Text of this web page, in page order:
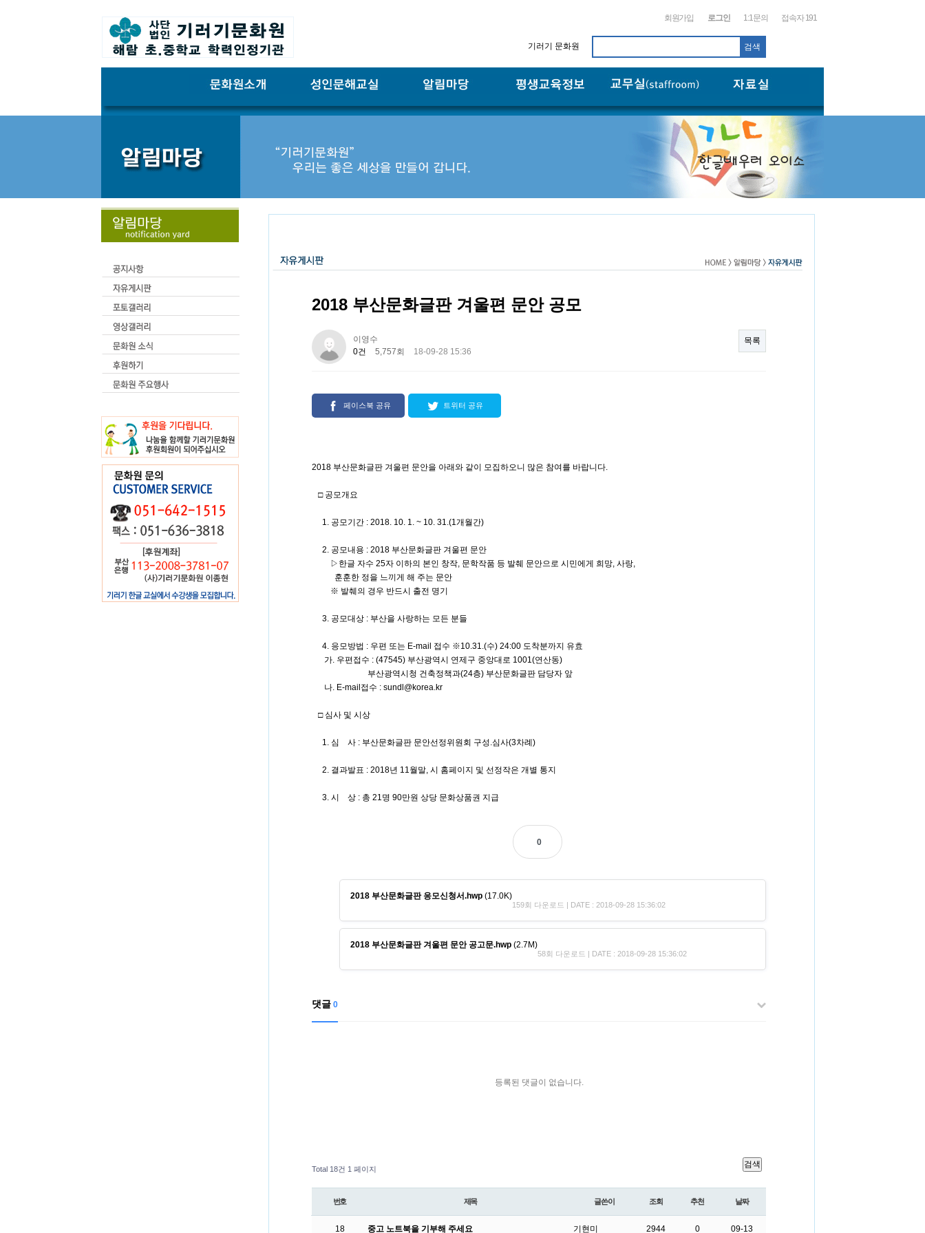
회원가입 로그인 1:1문의 접속자 191
기러기 문화원
2018 부산문화글판 겨울편 문안 공모
이영수
0건
5,757회 18-09-28 15:36
목록
페이스북 공유 트위터 공유
2018 부산문화글판 겨울편 문안을 아래와 같이 모집하오니 많은 참여를 바랍니다.
□ 공모개요
1. 공모기간 : 2018. 10. 1. ~ 10. 31.(1개월간)
2. 공모내용 : 2018 부산문화글판 겨울편 문안
▷한글 자수 25자 이하의 본인 창작, 문학작품 등 발췌 문안으로 시민에게 희망, 사랑,
훈훈한 정을 느끼게 해 주는 문안
※ 발췌의 경우 반드시 출전 명기
3. 공모대상 : 부산을 사랑하는 모든 분들
4. 응모방법 : 우편 또는 E-mail 접수 ※10.31.(수) 24:00 도착분까지 유효
가. 우편접수 : (47545) 부산광역시 연제구 중앙대로 1001(연산동)
부산광역시청 건축정책과(24층) 부산문화글판 담당자 앞
나. E-mail접수 : sundl@korea.kr
□ 심사 및 시상
1. 심 사 : 부산문화글판 문안선정위원회 구성.심사(3차례)
2. 결과발표 : 2018년 11월말, 시 홈페이지 및 선정작은 개별 통지
3. 시 상 : 총 21명 90만원 상당 문화상품권 지급
0
2018 부산문화글판 응모신청서.hwp (17.0K)
159회 다운로드 | DATE : 2018-09-28 15:36:02
2018 부산문화글판 겨울편 문안 공고문.hwp (2.7M)
58회 다운로드 | DATE : 2018-09-28 15:36:02
댓글 0
등록된 댓글이 없습니다.
Total 18건 1 페이지 검색
번호 제목 글쓴이 조회 추천 날짜
18 중고 노트북을 기부해 주세요 기현미 2944 0 09-13